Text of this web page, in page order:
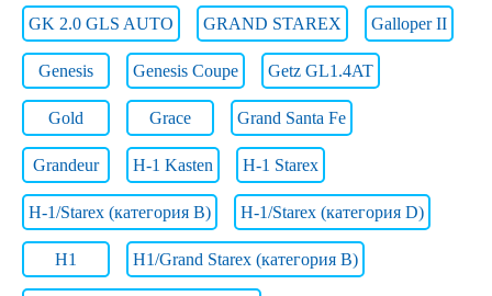
GK 2.0 GLS AUTO GRAND STAREX Galloper II
Genesis Genesis Coupe Getz GL1.4AT
Gold Grace Grand Santa Fe
Grandeur H-1 Kasten H-1 Starex
H-1/Starex (категория B) H-1/Starex (категория D)
H1 H1/Grand Starex (категория B)